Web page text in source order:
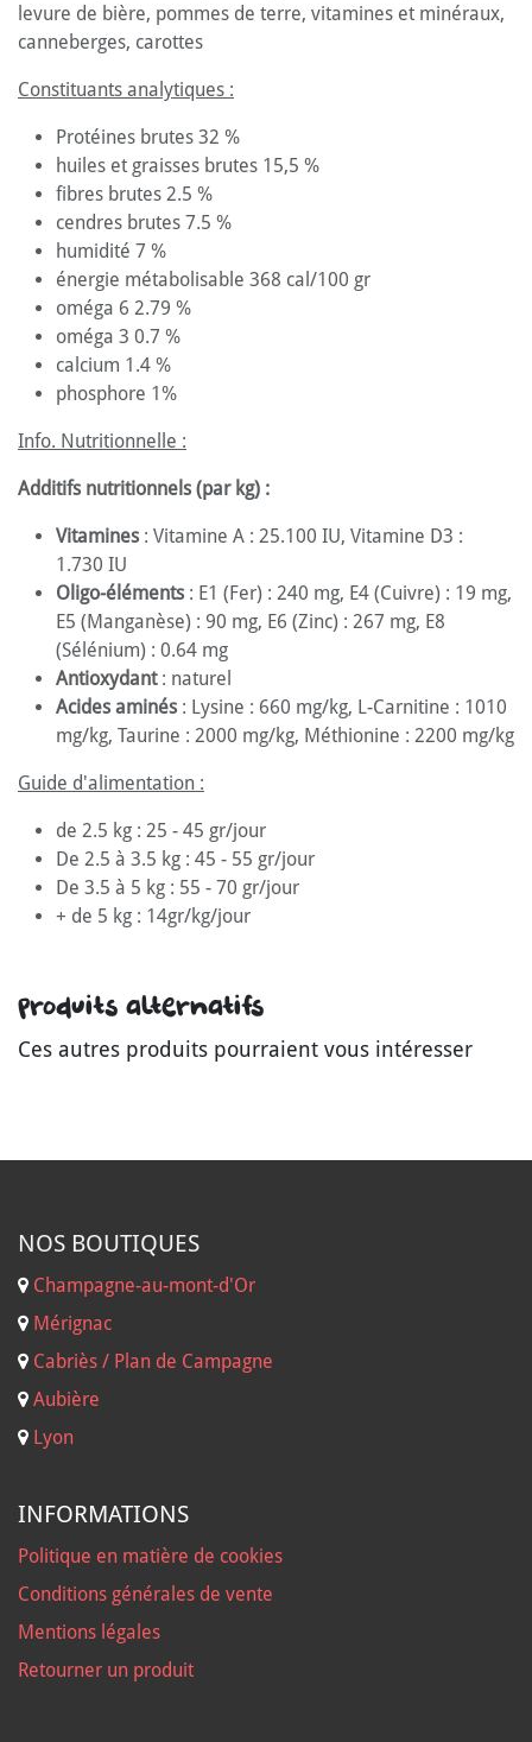
levure de bière, pommes de terre, vitamines et minéraux,
canneberges, carottes
Constituants analytiques :
Protéines brutes 32 %
huiles et graisses brutes 15,5 %
fibres brutes 2.5 %
cendres brutes 7.5 %
humidité 7 %
énergie métabolisable 368 cal/100 gr
oméga 6 2.79 %
oméga 3 0.7 %
calcium 1.4 %
phosphore 1%
Info. Nutritionnelle :
Additifs nutritionnels (par kg) :
Vitamines : Vitamine A : 25.100 IU, Vitamine D3 :
1.730 IU
Oligo-éléments : E1 (Fer) : 240 mg, E4 (Cuivre) : 19 mg,
E5 (Manganèse) : 90 mg, E6 (Zinc) : 267 mg, E8
(Sélénium) : 0.64 mg
Antioxydant: naturel
Acides aminés : Lysine : 660 mg/kg, L-Carnitine : 1010
mg/kg, Taurine : 2000 mg/kg, Méthionine : 2200 mg/kg
Guide d'alimentation :
de 2.5 kg : 25 - 45 gr/jour
De 2.5 à 3.5 kg : 45 - 55 gr/jour
De 3.5 à 5 kg : 55 - 70 gr/jour
+ de 5 kg : 14gr/kg/jour
Produits alternatifs
Ces autres produits pourraient vous intéresser
NOS BOUTIQUES
Champagne-au-mont-d'Or
Mérignac
Cabriès / Plan de Campagne
Aubière
Lyon
INFORMATIONS
Politique en matière de cookies
Conditions générales de vente
Mentions légales
Retourner un produit